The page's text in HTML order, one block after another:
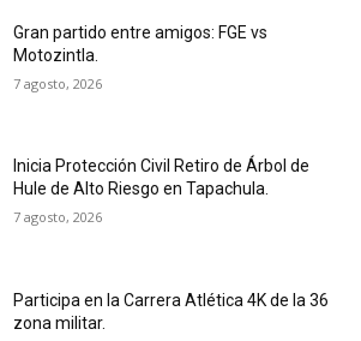
Gran partido entre amigos: FGE vs
Motozintla.
7 agosto, 2026
Inicia Protección Civil Retiro de Árbol de
Hule de Alto Riesgo en Tapachula.
7 agosto, 2026
Participa en la Carrera Atlética 4K de la 36
zona militar.